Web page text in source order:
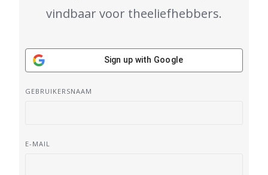
vindbaar voor theeliefhebbers.
Sign up with Google
GEBRUIKERSNAAM
E-MAIL